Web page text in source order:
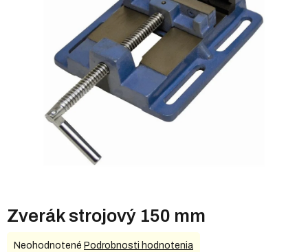
Zverák strojový 150 mm
Priemerné
Neohodnotené Podrobnosti hodnotenia